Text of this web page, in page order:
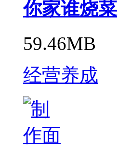
你家谁烧菜
59.46MB
经营养成